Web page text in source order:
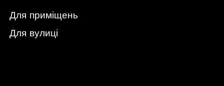
Для приміщень
Для вулиці